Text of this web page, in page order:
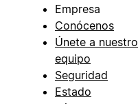
Empresa
Conócenos
Únete a nuestro
equipo
Seguridad
Estado